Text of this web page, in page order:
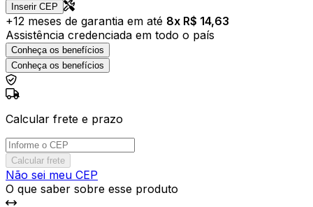
Inserir CEP
+12 meses de garantia em até 8x R$ 14,63
Assistência credenciada em todo o país
Conheça os benefícios
Conheça os benefícios
Calcular frete e prazo
Calcular frete
Não sei meu CEP
O que saber sobre esse produto